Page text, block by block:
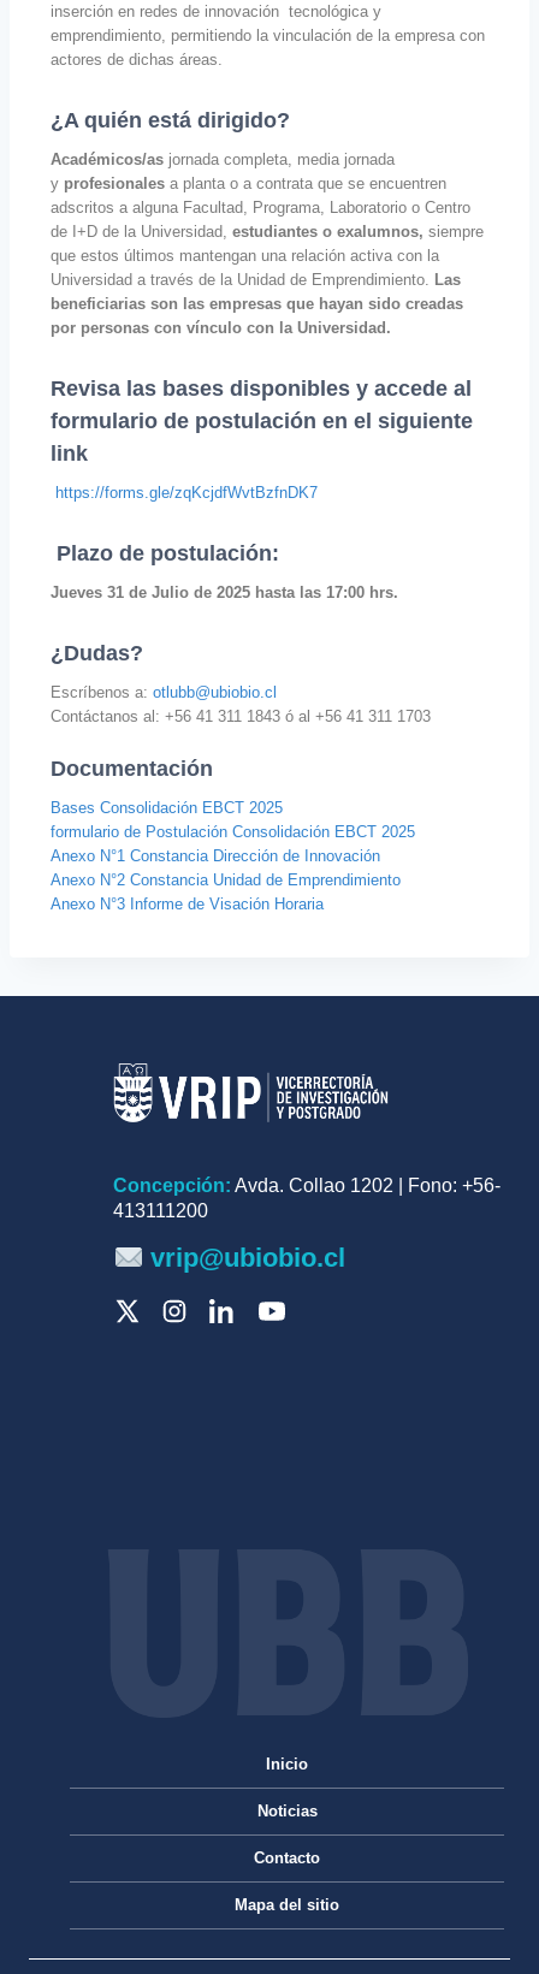
inserción en redes de innovación tecnológica y
emprendimiento, permitiendo la vinculación de la empresa con
actores de dichas áreas.
¿A quién está dirigido?
Académicos/as jornada completa, media jornada
y profesionales a planta o a contrata que se encuentren
adscritos a alguna Facultad, Programa, Laboratorio o Centro
de I+D de la Universidad, estudiantes o exalumnos, siempre
que estos últimos mantengan una relación activa con la
Universidad a través de la Unidad de Emprendimiento. Las
beneficiarias son las empresas que hayan sido creadas
por personas con vínculo con la Universidad.
Revisa las bases disponibles y accede al
formulario de postulación en el siguiente
link
https://forms.gle/zqKcjdfWvtBzfnDK7
Plazo de postulación:
Jueves 31 de Julio de 2025 hasta las 17:00 hrs.
¿Dudas?
Escríbenos a: otlubb@ubiobio.cl
Contáctanos al: +56 41 311 1843 ó al +56 41 311 1703
Documentación
Bases Consolidación EBCT 2025
formulario de Postulación Consolidación EBCT 2025
Anexo N°1 Constancia Dirección de Innovación
Anexo N°2 Constancia Unidad de Emprendimiento
Anexo N°3 Informe de Visación Horaria
Concepción: Avda. Collao 1202 | Fono: +56-
413111200
vrip@ubiobio.cl
Inicio
Noticias
Contacto
Mapa del sitio